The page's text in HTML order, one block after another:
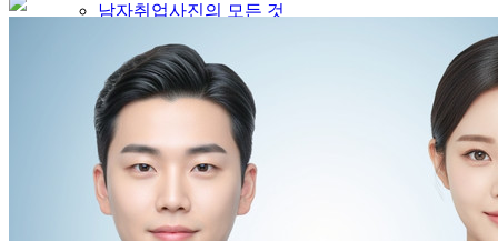
남자취업사진의 모든 것
격 메이크업까지 정리
makeup & photo
십이계절 증명사진
Woori Dongne Photo Studio
ID photo
PERSONAL COLOR ID PHOTO
ウリドンネ写真館
ソウル江南·弘大
我们洞照相馆